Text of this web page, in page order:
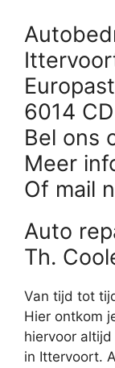
6014
Bel ons
Meer
Of mail
Auto
Th.
Van tijd tot
Hier ontkom
hiervoor
in Ittervoort.